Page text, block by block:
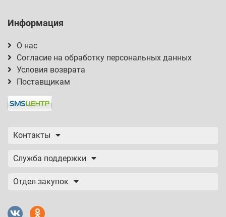
Информация
О нас
Согласие на обработку персональных данных
Условия возврата
Поставщикам
Контакты
Служба поддержки
Отдел закупок